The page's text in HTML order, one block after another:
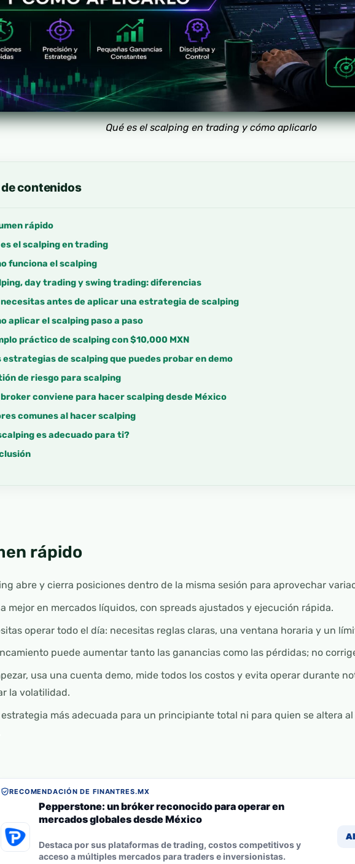
Qué es el scalping en trading y cómo aplicarlo
contenidos
rápido
es el scalping en trading
funciona el scalping
day trading y swing trading: diferencias
necesitas antes de aplicar una estrategia de scalping
aplicar el scalping paso a paso
práctico de scalping con $10,000 MXN
estrategias de scalping que puedes probar en demo
de riesgo para scalping
broker conviene para hacer scalping desde México
comunes al hacer scalping
es adecuado para ti?
rápido
abre y cierra posiciones dentro de la misma sesión para aprovechar
mejor en mercados líquidos, con spreads ajustados y ejecución rápida.
operar todo el día: necesitas reglas claras, una ventana horaria y un
puede aumentar tanto las ganancias como las pérdidas; no
usa una cuenta demo, mide todos los costos y evita operar durante
la volatilidad.
estrategia más adecuada para un principiante total ni para quien se altera
RECOMENDACIÓN DE FINANTRES.MX
Pepperstone: un bróker reconocido para operar en
mercados globales desde México
Destaca por sus plataformas de trading, costos competitivos y
acceso a múltiples mercados para traders e inversionistas.